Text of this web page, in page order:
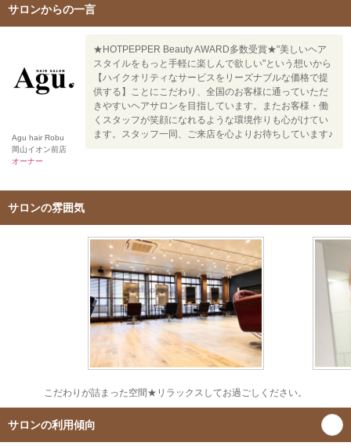
サロンからの一言
Agu hair Robu
岡山イオン前店
オーナー
★HOTPEPPER Beauty AWARD多数受賞★"美しいヘア
スタイルをもっと手軽に楽しんで欲しい"という想いから
【ハイクオリティなサービスをリーズナブルな価格で提
供する】ことにこだわり、全国のお客様に通っていただ
きやすいヘアサロンを目指しています。またお客様・働
くスタッフが笑顔になれるような環境作りも心がけてい
ます。スタッフ一同、ご来店を心よりお待ちしています♪
サロンの雰囲気
こだわりが詰まった空間★リラックスしてお過ごしください。
サロンの利用傾向